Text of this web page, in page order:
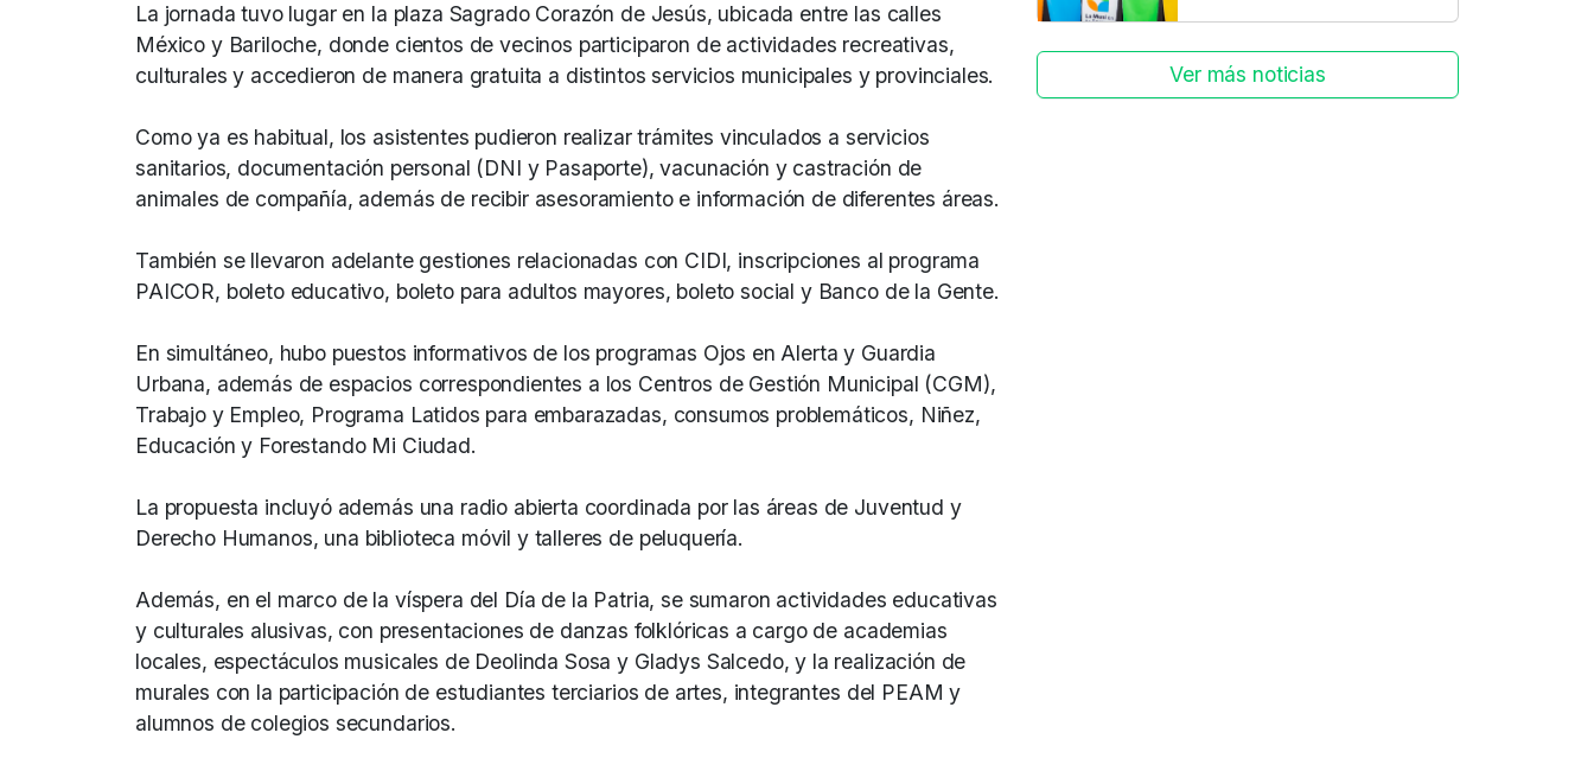
La jornada tuvo lugar en la plaza Sagrado Corazón de Jesús, ubicada entre las calles
México y Bariloche, donde cientos de vecinos participaron de actividades recreativas,
culturales y accedieron de manera gratuita a distintos servicios municipales y provinciales.
Como ya es habitual, los asistentes pudieron realizar trámites vinculados a servicios
sanitarios, documentación personal (DNI y Pasaporte), vacunación y castración de
animales de compañía, además de recibir asesoramiento e información de diferentes áreas.
También se llevaron adelante gestiones relacionadas con CIDI, inscripciones al programa
PAICOR, boleto educativo, boleto para adultos mayores, boleto social y Banco de la Gente.
En simultáneo, hubo puestos informativos de los programas Ojos en Alerta y Guardia
Urbana, además de espacios correspondientes a los Centros de Gestión Municipal (CGM),
Trabajo y Empleo, Programa Latidos para embarazadas, consumos problemáticos, Niñez,
Educación y Forestando Mi Ciudad.
La propuesta incluyó además una radio abierta coordinada por las áreas de Juventud y
Derecho Humanos, una biblioteca móvil y talleres de peluquería.
Además, en el marco de la víspera del Día de la Patria, se sumaron actividades educativas
y culturales alusivas, con presentaciones de danzas folklóricas a cargo de academias
locales, espectáculos musicales de Deolinda Sosa y Gladys Salcedo, y la realización de
murales con la participación de estudiantes terciarios de artes, integrantes del PEAM y
alumnos de colegios secundarios.
Ver más noticias